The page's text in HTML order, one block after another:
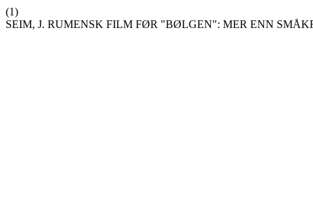
(1)
SEIM, J. RUMENSK FILM FØR "BØLGEN": MER ENN